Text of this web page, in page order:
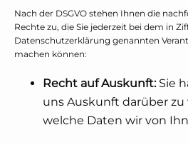
Nach der DSGVO stehen Ihnen die
Rechte zu, die Sie jederzeit bei dem in
Datenschutzerklärung genannten
machen können:
Recht auf Auskunft:Sie
uns Auskunft darüber zu
welche Daten wir von